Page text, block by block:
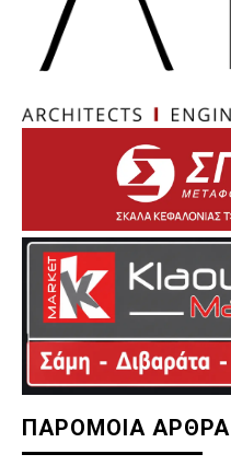
ΠΑΡΟΜΟΙΑ ΑΡΘΡΑ